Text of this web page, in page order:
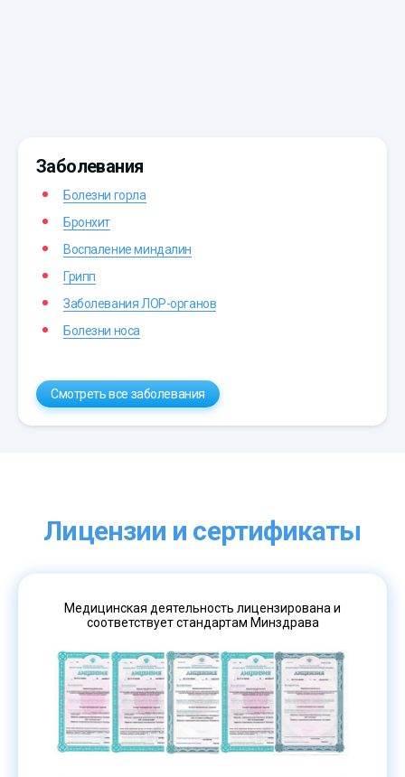
Заболевания
Болезни горла
Бронхит
Воспаление миндалин
Грипп
Заболевания ЛОР-органов
Болезни носа
Смотреть все заболевания
Лицензии и сертификаты
Медицинская деятельность лицензирована и
соответствует стандартам Минздрава